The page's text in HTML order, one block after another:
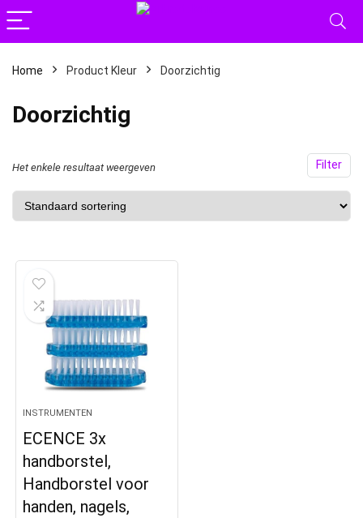
Home Product Kleur Doorzichtig
Doorzichtig
Filter
Het enkele resultaat weergeven
INSTRUMENTEN
ECENCE 3x
handborstel,
Handborstel voor
handen, nagels,